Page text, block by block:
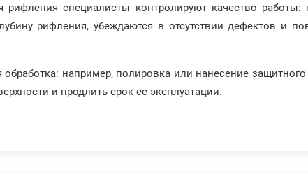
рифления специалисты контролируют качество работы:
рифления, убеждаются в отсутствии дефектов и
например, полировка или нанесение
и продлить срок ее эксплуатации.